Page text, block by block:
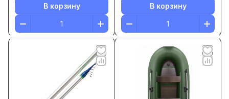
В корзину В корзину